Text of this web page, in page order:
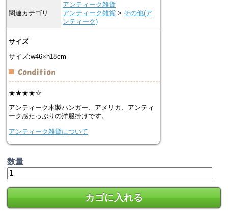
関連カテゴリ
アンティーク雑貨
アンティーク雑貨 > その他(ア
ンティーク)
サイズ
サイズ:w46×h18cm
★★★★☆
アンティーク木製ハンガー、アメリカ、アンティ
ーク感たっぷりの洋服掛けです。
アンティーク雑貨について
数量
カゴに入れる